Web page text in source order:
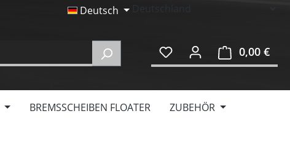
Deutsch
0,00 €
BREMSSCHEIBEN FLOATER ZUBEHÖR